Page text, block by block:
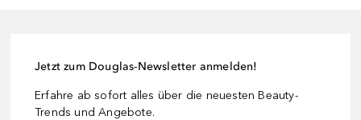
Jetzt zum Douglas-Newsletter anmelden!
Erfahre ab sofort alles über die neuesten Beauty-
Trends und Angebote.